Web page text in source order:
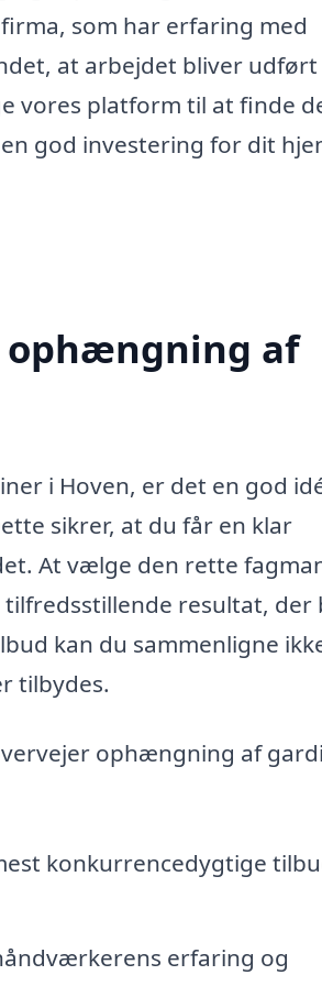
som har erfaring med
at arbejdet bliver udført
vores platform til at finde
god investering for dit
af
i Hoven, er det en god
sikrer, at du får en klar
At vælge den rette
resultat, der
kan du sammenligne
tilbydes.
ophængning af
konkurrencedygtige
erfaring og